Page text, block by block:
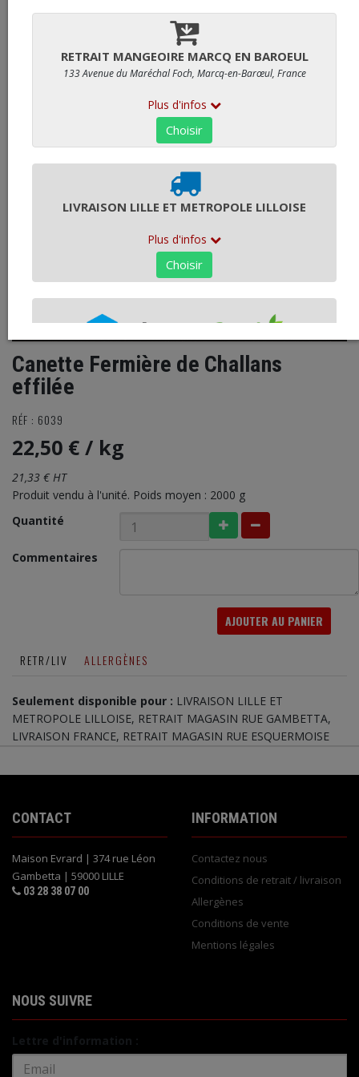
Canette Fermière de Challans
effilée
RÉF : 6039
22,50 € / kg
21,33 € HT
Produit vendu à l'unité. Poids moyen : 2000 g
Quantité
Commentaires
AJOUTER AU PANIER
RETR/LIV ALLERGÈNES
Seulement disponible pour : LIVRAISON LILLE ET
METROPOLE LILLOISE, RETRAIT MAGASIN RUE GAMBETTA,
LIVRAISON FRANCE, RETRAIT MAGASIN RUE ESQUERMOISE
CONTACT
Maison Evrard | 374 rue Léon
Gambetta | 59000 LILLE
03 28 38 07 00
INFORMATION
Contactez nous
Conditions de retrait / livraison
Allergènes
Conditions de vente
Mentions légales
NOUS SUIVRE
Lettre d'information :